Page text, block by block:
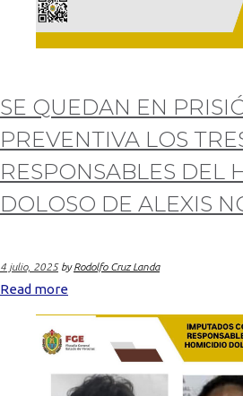
SE QUEDAN EN
PREVENTIVA LOS
RESPONSABLES DEL
DOLOSO DE ALEXIS
4 julio, 2025 byRodolfo Cruz Landa
Read more